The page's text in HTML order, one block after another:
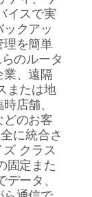
イスで実
クアッ
理を簡単
のルータ
、遠隔
または地
店舗、
どのお客
に統合さ
ズ クラス
固定また
データ、